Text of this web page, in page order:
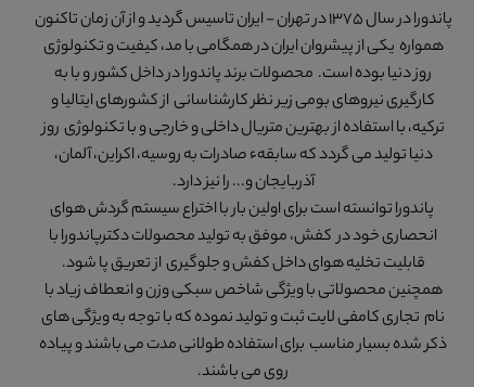
پاندورا در سال 1375 در تهران - ایران تاسیس گردید و از آن زمان تاکنون
همواره یکی از پیشروان ایران در همگامی با مد، کیفیت و تکنولوژی
روز دنیا بوده است. محصولات برند پاندورا در داخل کشور و با به
کارگیری نیروهای بومی زیر نظر کارشناسانی از کشورهای ایتالیا و
ترکیه، با استفاده از بهترین متریال داخلی و خارجی و با تکنولوژی روز
دنیا تولید می گردد که سابقهء صادرات به روسیه، اکراین، آلمان،
آذربایجان و... را نیز دارد.
پاندورا توانسته است برای اولین بار با اختراع سیستم گردش هوای
انحصاری خود در کفش، موفق به تولید محصولات دکترپاندورا با
قابلیت تخلیه هوای داخل کفش و جلوگیری از تعریق پا شود.
همچنین محصولاتی با ویژگی شاخص سبکی وزن و انعطاف زیاد با
نام تجاری کامفی لایت ثبت و تولید نموده که با توجه به ویژگی های
ذکر شده بسیار مناسب برای استفاده طولانی مدت می باشند و پیاده
روی می باشند.